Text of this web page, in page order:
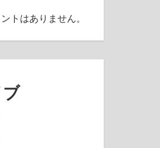
トはありません。